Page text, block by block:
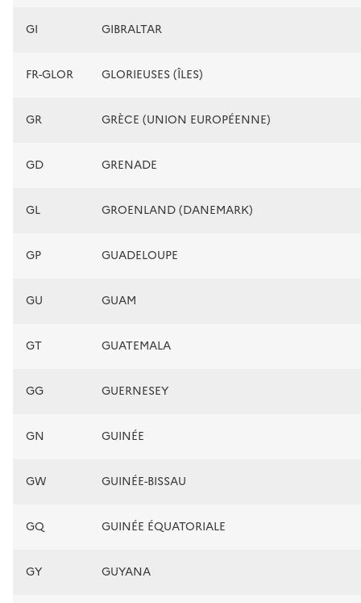
GI GIBRALTAR
FR-GLOR GLORIEUSES (ÎLES)
GR GRÈCE (UNION EUROPÉENNE)
GD GRENADE
GL GROENLAND (DANEMARK)
GP GUADELOUPE
GU GUAM
GT GUATEMALA
GG GUERNESEY
GN GUINÉE
GW GUINÉE-BISSAU
GQ GUINÉE ÉQUATORIALE
GY GUYANA